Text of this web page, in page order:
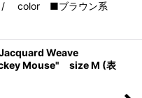
color ■ブラウン系
Weave
Mouse" size M (表